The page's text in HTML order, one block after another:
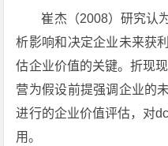
崔杰（2008）研究认
析影响和决定企业未来获
估企业价值的关键。折现
营为假设前提强调企业的
进行的企业价值评估，对
用。